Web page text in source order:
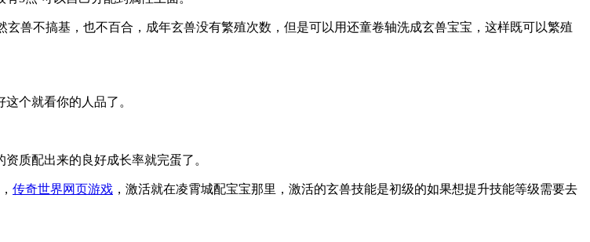
不搞基，也不百合，成年玄兽没有繁殖次数，但是可以用还童卷轴洗成玄兽宝宝，这样既可以繁殖
个就看你的人品了。
质配出来的良好成长率就完蛋了。
传奇世界网页游戏 ，激活就在凌霄城配宝宝那里，激活的玄兽技能是初级的如果想提升技能等级需要去